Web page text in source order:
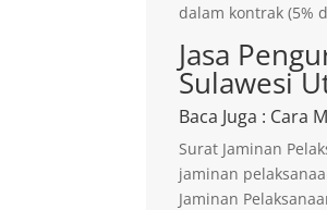
dalam kontrak (5%
Jasa
Sulawesi
Baca Juga : Cara
Surat Jaminan
jaminan
Jaminan